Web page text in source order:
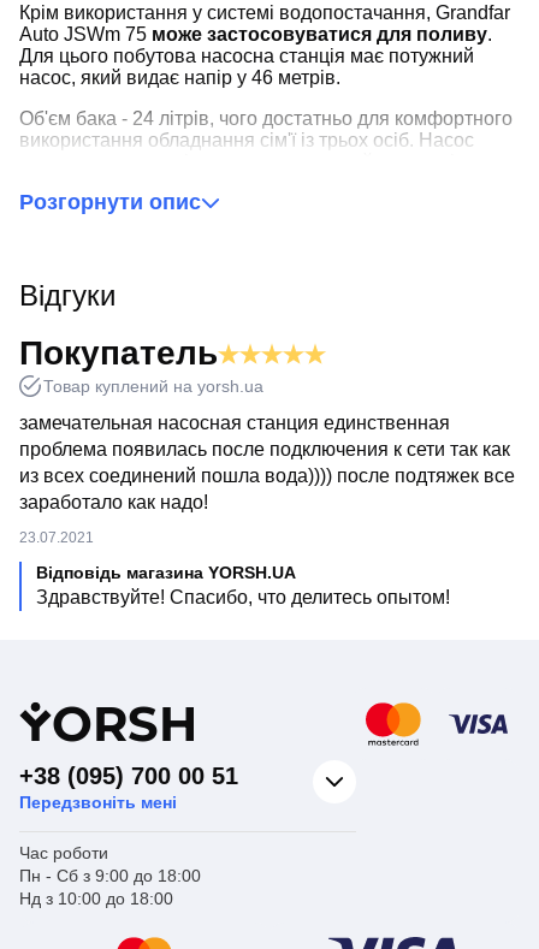
Крім використання у системі водопостачання, Grandfar
Auto JSWm 75 може застосовуватися для поливу.
Для цього побутова насосна станція має потужний
насос, який видає напір у 46 метрів.
Об'єм бака - 24 літрів, чого достатньо для комфортного
використання обладнання сім'ї із трьох осіб. Насос
застосовується спеціальна груша, виготовлена з
харчової гуми, яка не виділяє шкідливих речовин, тому
Розгорнути опис
Відгуки
Покупатель
Товар куплений на yorsh.ua
замечательная насосная станция единственная
проблема появилась после подключения к сети так как
из всех соединений пошла вода)))) после подтяжек все
заработало как надо!
23.07.2021
Відповідь магазина YORSH.UA
Здравствуйте! Спасибо, что делитесь опытом!
YORSH
+38 (095) 700 00 51
Передзвоніть мені
Час роботи
Пн - Сб з 9:00 до 18:00
Нд з 10:00 до 18:00